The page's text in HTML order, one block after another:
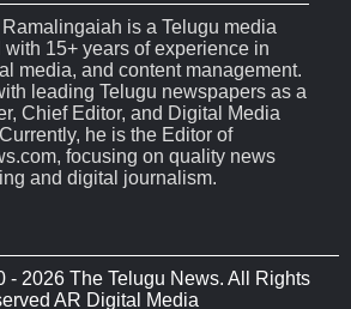
is a Telugu media
with 15+ years of experience in
media, and content management.
leading Telugu newspapers as a
Chief Editor, and Digital Media
he is the Editor of
focusing on quality news
and digital journalism.
- 2026 The Telugu News. All Rights
AR Digital Media